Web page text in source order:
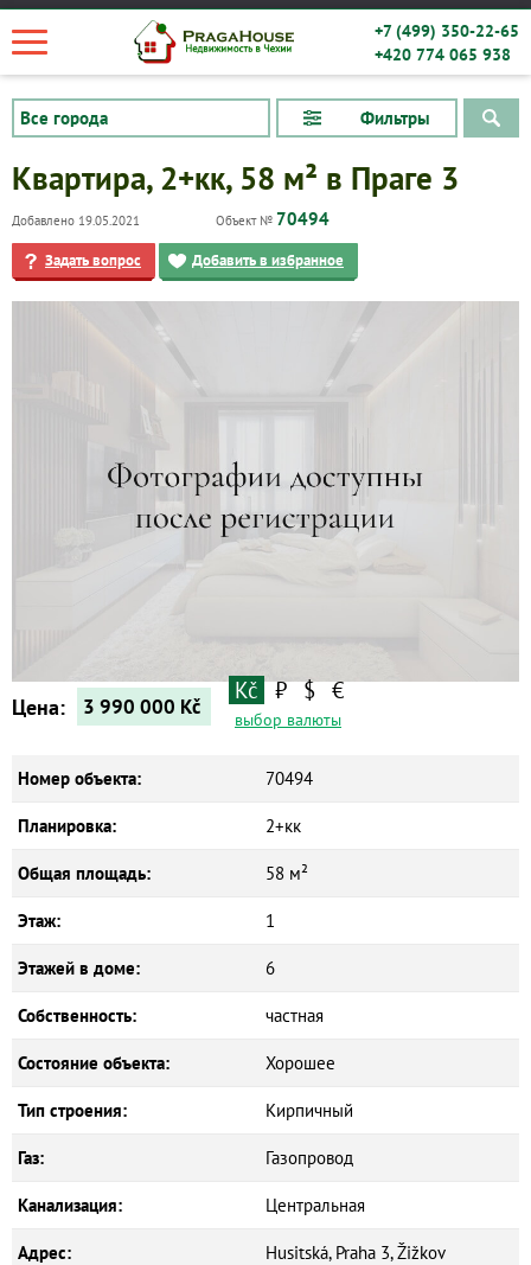
+7 (499) 350-22-65
+420 774 065 938
Фильтры
Квартира, 2+кк, 58 м² в Праге 3
Добавлено 19.05.2021 Объект № 70494
Задать вопрос Добавить в избранное
Цена: 3 990 000 Kč
Kč ₽ $ €
выбор валюты
Номер объекта: 70494
Планировка: 2+кк
Общая площадь: 58 м²
Этаж: 1
Этажей в доме: 6
Собственность: частная
Состояние объекта: Хорошее
Тип строения: Кирпичный
Газ: Газопровод
Канализация: Центральная
Адрес: Husitská, Praha 3, Žižkov